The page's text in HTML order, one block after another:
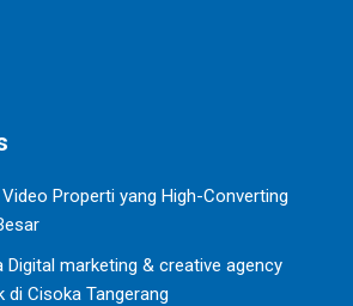
Properti yang High-Converting
Digital marketing & creative agency
di Cisoka Tangerang